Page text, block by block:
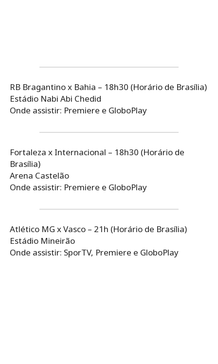
RB Bragantino x Bahia – 18h30 (Horário de Brasília)
Estádio Nabi Abi Chedid
Onde assistir: Premiere e GloboPlay
Fortaleza x Internacional – 18h30 (Horário de
Brasília)
Arena Castelão
Onde assistir: Premiere e GloboPlay
Atlético MG x Vasco – 21h (Horário de Brasília)
Estádio Mineirão
Onde assistir: SporTV, Premiere e GloboPlay